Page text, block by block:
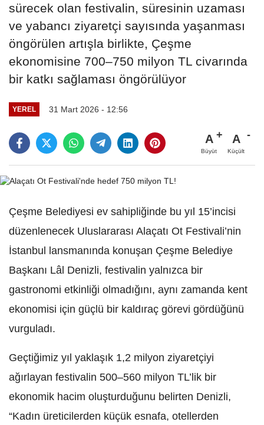
sürecek olan festivalin, süresinin uzaması
ve yabancı ziyaretçi sayısında yaşanması
öngörülen artışla birlikte, Çeşme
ekonomisine 700–750 milyon TL civarında
bir katkı sağlaması öngörülüyor
YEREL 31 Mart 2026 - 12:56
A
Büyüt
A
Küçült
Çeşme Belediyesi ev sahipliğinde bu yıl 15’incisi
düzenlenecek Uluslararası Alaçatı Ot Festivali’nin
İstanbul lansmanında konuşan Çeşme Belediye
Başkanı Lâl Denizli, festivalin yalnızca bir
gastronomi etkinliği olmadığını, aynı zamanda kent
ekonomisi için güçlü bir kaldıraç görevi gördüğünü
vurguladı.
Geçtiğimiz yıl yaklaşık 1,2 milyon ziyaretçiyi
ağırlayan festivalin 500–560 milyon TL’lik bir
ekonomik hacim oluşturduğunu belirten Denizli,
“Kadın üreticilerden küçük esnafa, otellerden